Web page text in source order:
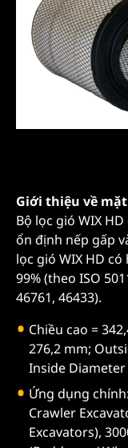
Giới thiệu về
Bộ lọc gió WIX
ổn định nếp gấp
lọc gió WIX HD
99% (theo ISO
46761, 46433).
Chiều cao =
276,2 mm;
Inside
Ứng dụng
Crawler
Excavators),